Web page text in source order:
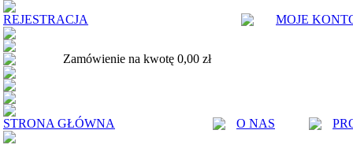
REJESTRACJA MOJE
Zamówienie na kwotę 0,00 zł
STRONA GŁÓWNA O NAS